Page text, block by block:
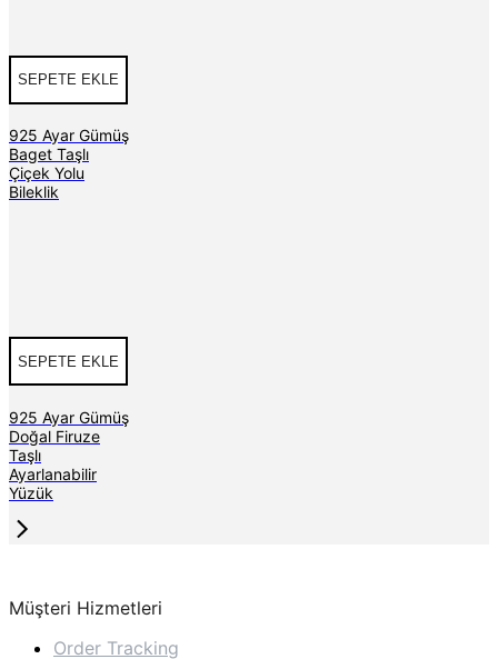
SEPETE EKLE
925 Ayar Gümüş
Baget Taşlı
Çiçek Yolu
Bileklik
SEPETE EKLE
925 Ayar Gümüş
Doğal Firuze
Taşlı
Ayarlanabilir
Yüzük
Müşteri Hizmetleri
Order Tracking